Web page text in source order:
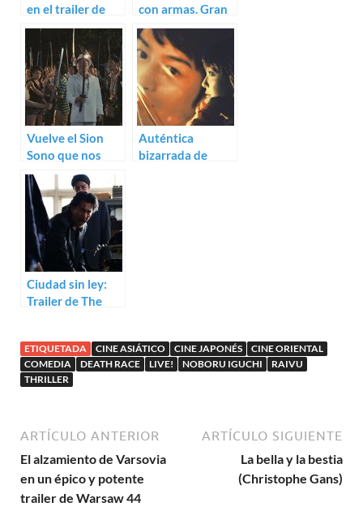
en el trailer de
Live, lo nuevo de
Noboru Iguchi
con armas. Gran
teaser para Kid’s
Police
Vuelve el Sion
Sono que nos
gusta: teaser de
Why Don’t You
Play in Hell?
Auténtica
bizarrada de
Ciudad sin ley:
Trailer de The
ETIQUETADA CINE ASIÁTICO CINE JAPONÉS
CINE ORIENTAL
COMEDIA
DEATH RACE LIVE! NOBORU IGUCHI
RAIVU
THRILLER
ARTÍCULO ANTERIOR
El alzamiento de Varsovia
en un épico y potente
trailer de Warsaw 44
ARTÍCULO SIGUIENTE
La bella y la bestia
(Christophe Gans)